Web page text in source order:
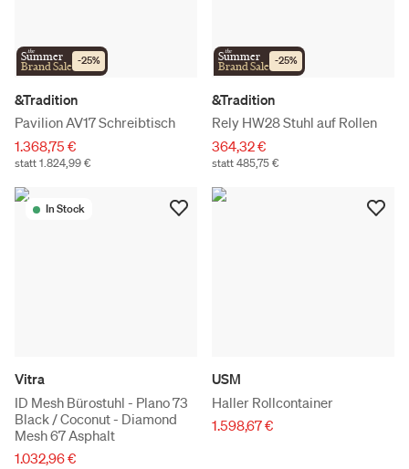
the
Summer
Brand Sale -25%
&Tradition
Pavilion AV17 Schreibtisch
1.368,75 €
statt 1.824,99 €
the
Summer
Brand Sale -25%
&Tradition
Rely HW28 Stuhl auf Rollen
364,32 €
statt 485,75 €
In Stock
Vitra
ID Mesh Bürostuhl - Plano 73
Black / Coconut - Diamond
Mesh 67 Asphalt
1.032,96 €
USM
Haller Rollcontainer
1.598,67 €